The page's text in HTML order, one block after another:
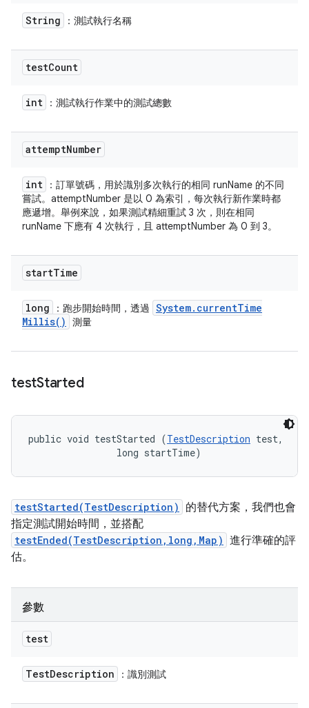
String ：測試執行名稱
testCount
int ：測試執行作業中的測試總數
attemptNumber
int
：訂單號碼，用於識別多次執行的相同 runName 的不同
嘗試。attemptNumber 是以 0 為索引，每次執行新作業時都
應遞增。舉例來說，如果測試精細重試 3 次，則在相同
runName 下應有 4 次執行，且 attemptNumber 為 0 到 3。
startTime
long ：跑步開始時間，透過 System. currentTime
Millis( ) 測量
testStarted
public void testStarted (TestDescription test,
                long startTime)
testStarted(TestDescription)
的替代方案，我們也會
指定測試開始時間，並搭配
testEnded(TestDescription,long,Map) 進行準確的評
估。
參數
test
TestDescription ：識別測試